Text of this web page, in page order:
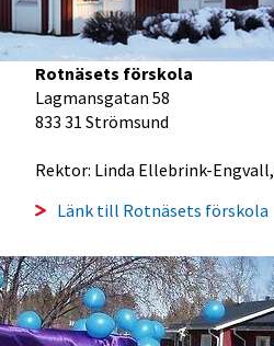
Rotnäsets förskola
Lagmansgatan 58
833 31 Strömsund
Rektor: Linda Ellebrink-Engvall,
Länk till Rotnäsets förskola